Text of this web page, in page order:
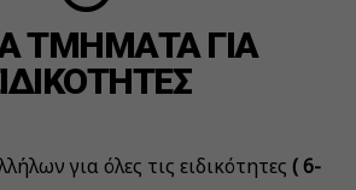
ΤΜΗΜΑΤΑ ΓΙΑ
για όλες τις ειδικότητες ( 6-